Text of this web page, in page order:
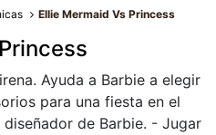
Ellie Mermaid Vs Princess
Ayuda a Barbie a elegir
para una fiesta en el
de Barbie. - Jugar